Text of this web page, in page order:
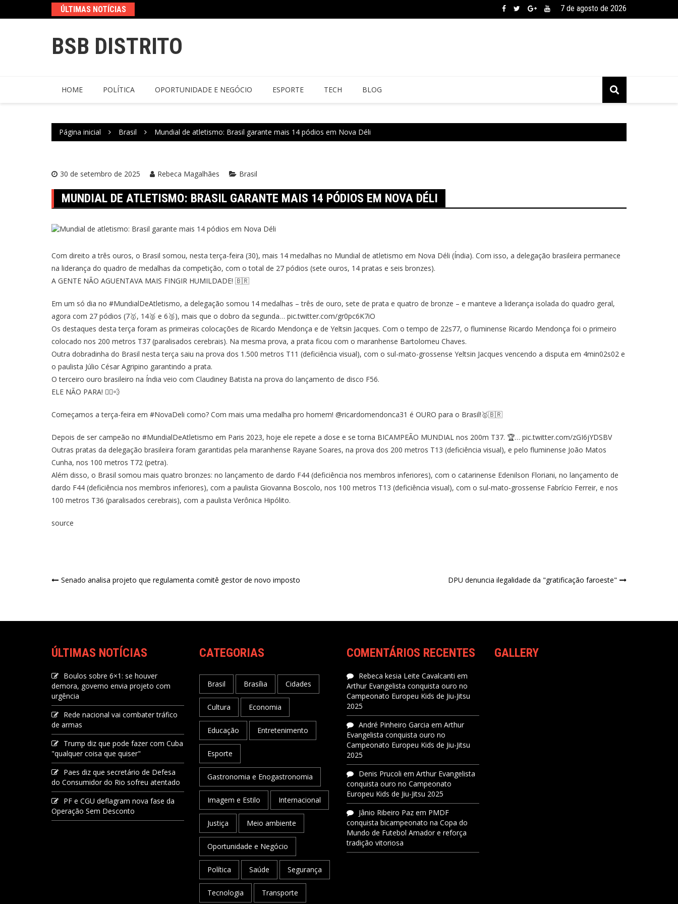
ÚLTIMAS NOTÍCIAS 7 de agosto de 2026
BSB DISTRITO
HOME POLÍTICA OPORTUNIDADE E NEGÓCIO ESPORTE TECH BLOG
Página inicial Brasil Mundial de atletismo: Brasil garante mais 14 pódios em Nova Déli
30 de setembro de 2025 Rebeca Magalhães Brasil
MUNDIAL DE ATLETISMO: BRASIL GARANTE MAIS 14 PÓDIOS EM NOVA DÉLI
Com direito a três ouros, o Brasil somou, nesta terça-feira (30), mais 14 medalhas no Mundial de atletismo em Nova Déli (Índia). Com isso, a delegação brasileira permanece
na liderança do quadro de medalhas da competição, com o total de 27 pódios (sete ouros, 14 pratas e seis bronzes).
A GENTE NÃO AGUENTAVA MAIS FINGIR HUMILDADE! 🇧🇷
Em um só dia no #MundialDeAtletismo, a delegação somou 14 medalhas – três de ouro, sete de prata e quatro de bronze – e manteve a liderança isolada do quadro geral,
agora com 27 pódios (7🥇, 14🥈 e 6🥉), mais que o dobro da segunda… pic.twitter.com/gr0pc6K7iO
Os destaques desta terça foram as primeiras colocações de Ricardo Mendonça e de Yeltsin Jacques. Com o tempo de 22s77, o fluminense Ricardo Mendonça foi o primeiro
colocado nos 200 metros T37 (paralisados cerebrais). Na mesma prova, a prata ficou com o maranhense Bartolomeu Chaves.
Outra dobradinha do Brasil nesta terça saiu na prova dos 1.500 metros T11 (deficiência visual), com o sul-mato-grossense Yeltsin Jacques vencendo a disputa em 4min02s02 e
o paulista Júlio César Agripino garantindo a prata.
O terceiro ouro brasileiro na Índia veio com Claudiney Batista na prova do lançamento de disco F56.
ELE NÃO PARA! 🏃‍♂️💨
Começamos a terça-feira em #NovaDeli como? Com mais uma medalha pro homem! @ricardomendonca31 é OURO para o Brasil!🥇🇧🇷
Depois de ser campeão no #MundialDeAtletismo em Paris 2023, hoje ele repete a dose e se torna BICAMPEÃO MUNDIAL nos 200m T37. 🏆… pic.twitter.com/zGI6jYDSBV
Outras pratas da delegação brasileira foram garantidas pela maranhense Rayane Soares, na prova dos 200 metros T13 (deficiência visual), e pelo fluminense João Matos
Cunha, nos 100 metros T72 (petra).
Além disso, o Brasil somou mais quatro bronzes: no lançamento de dardo F44 (deficiência nos membros inferiores), com o catarinense Edenilson Floriani, no lançamento de
dardo F44 (deficiência nos membros inferiores), com a paulista Giovanna Boscolo, nos 100 metros T13 (deficiência visual), com o sul-mato-grossense Fabrício Ferreir, e nos
100 metros T36 (paralisados cerebrais), com a paulista Verônica Hipólito.
source
Senado analisa projeto que regulamenta comitê gestor de novo imposto DPU denuncia ilegalidade da "gratificação faroeste"
ÚLTIMAS NOTÍCIAS
Boulos sobre 6×1: se houver
demora, governo envia projeto com
urgência
Rede nacional vai combater tráfico
de armas
Trump diz que pode fazer com Cuba
"qualquer coisa que quiser"
Paes diz que secretário de Defesa
do Consumidor do Rio sofreu atentado
PF e CGU deflagram nova fase da
Operação Sem Desconto
CATEGORIAS
Brasil Brasília Cidades
Cultura Economia
Educação Entretenimento
Esporte
Gastronomia e Enogastronomia
Imagem e Estilo Internacional
Justiça Meio ambiente
Oportunidade e Negócio
Política Saúde Segurança
Tecnologia Transporte
COMENTÁRIOS RECENTES
Rebeca kesia Leite Cavalcanti em
Arthur Evangelista conquista ouro no
Campeonato Europeu Kids de Jiu-Jitsu
2025
André Pinheiro Garcia em Arthur
Evangelista conquista ouro no
Campeonato Europeu Kids de Jiu-Jitsu
2025
Denis Prucoli em Arthur Evangelista
conquista ouro no Campeonato
Europeu Kids de Jiu-Jitsu 2025
Jânio Ribeiro Paz em PMDF
conquista bicampeonato na Copa do
Mundo de Futebol Amador e reforça
tradição vitoriosa
GALLERY